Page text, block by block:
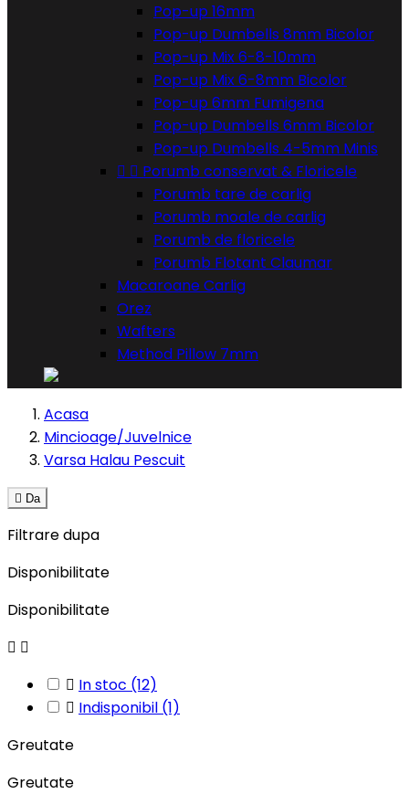
Pop-up 16mm
Pop-up Dumbells 8mm Bicolor
Pop-up Mix 6-8-10mm
Pop-up Mix 6-8mm Bicolor
Pop-up 6mm Fumigena
Pop-up Dumbells 6mm Bicolor
Pop-up Dumbells 4-5mm Minis
  Porumb conservat & Floricele
Porumb tare de carlig
Porumb moale de carlig
Porumb de floricele
Porumb Flotant Claumar
Macaroane Carlig
Orez
Wafters
Method Pillow 7mm
Acasa
Mincioage/Juvelnice
Varsa Halau Pescuit
 Da
Filtrare dupa
Disponibilitate
Disponibilitate
 
 In stoc (12)
 Indisponibil (1)
Greutate
Greutate